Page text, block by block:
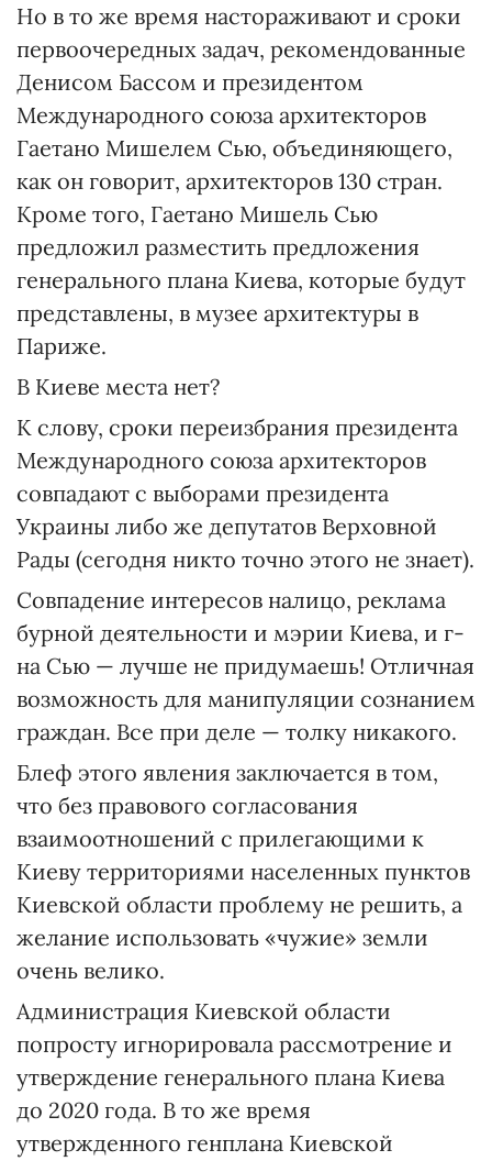
Но в то же время настораживают и сроки
первоочередных задач, рекомендованные
Денисом Бассом и президентом
Международ­ного союза архитекторов
Гаетано Мишелем Сью, объединяющего,
как он говорит, архитекторов 130 стран.
Кроме того, Гаетано Мишель Сью
предложил разместить предложения
генерального плана Киева, которые будут
представлены, в музее архитектуры в
Париже.
В Киеве места нет?
К слову, сроки переизбрания президента
Международного союза архитекторов
совпадают с выборами президента
Украины либо же депутатов Верховной
Рады (сегодня никто точно этого не знает).
Совпадение интересов налицо, реклама
бурной деятельности и мэрии Киева, и г-
на Сью — лучше не придумаешь! Отличная
возможность для манипуляции сознанием
граждан. Все при деле — толку никакого.
Блеф этого явления заключается в том,
что без правового согласования
взаимоотношений с прилегающими к
Киеву территориями населенных пунктов
Киевской области проблему не решить, а
желание использовать «чужие» земли
очень велико.
Администрация Киевской области
попросту игнорировала рассмотрение и
утверждение генерального плана Киева
до 2020 года. В то же время
утвержденного генплана Киевской